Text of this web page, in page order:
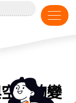
間的變